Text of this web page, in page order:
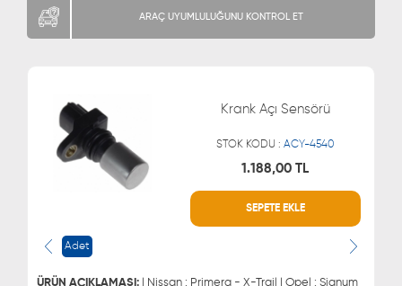
ARAÇ UYUMLULUĞUNU KONTROL ET
Krank Açı Sensörü
STOK KODU : ACY-4540
1.188,00 TL
SEPETE EKLE
Adet
ÜRÜN AÇIKLAMASI: | Nissan : Primera - X-Trail | Opel : Signum
MÜŞTERİ HİZMETLERİ